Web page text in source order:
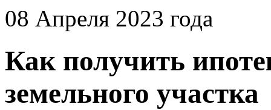
08 Апреля 2023 года
Как получить
земельного участка